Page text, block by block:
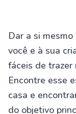
Dar a si
você e à sua
fáceis de trazer
Encontre esse
casa e
do objetivo